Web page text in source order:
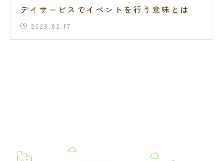
デイサービスでイベントを行う意味とは
2023.02.17